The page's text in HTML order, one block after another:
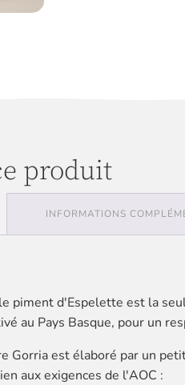
produit
INFORMATIONS
piment d'Espelette est la
au Pays Basque, pour un
Gorria est élaboré par un
aux exigences de l'AOC :